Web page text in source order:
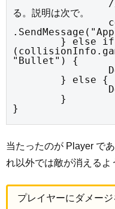
る。説明は次で。
"Bullet") {
}
当たったのが Player で
れ以外では敵が消えるよ
プレイヤーにダメージ